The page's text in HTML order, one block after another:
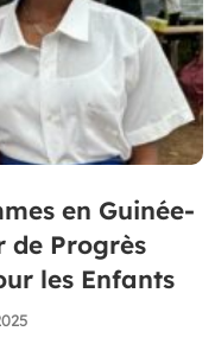
en Guinée-
de Progrès
les Enfants